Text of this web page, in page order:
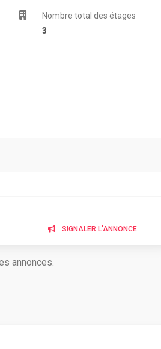
Nombre total des étages
3
SIGNALER L'ANNONCE
annonces.